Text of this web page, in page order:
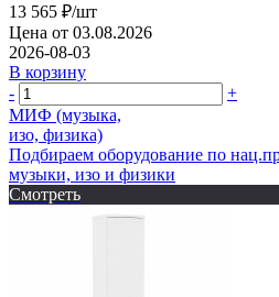
13 565 ₽/шт
Цена от 03.08.2026
2026-08-03
В корзину
-
+
МИФ (музыка,
изо, физика)
Подбираем оборудование по
музыки, изо и физики
Смотреть